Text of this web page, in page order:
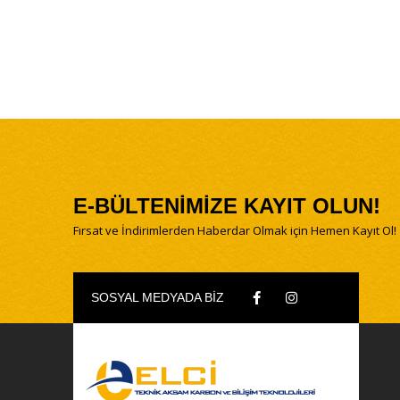
E-BÜLTENİMİZE KAYIT OLUN!
Fırsat ve İndirimlerden Haberdar Olmak için Hemen Kayıt Ol!
SOSYAL MEDYADA BİZ